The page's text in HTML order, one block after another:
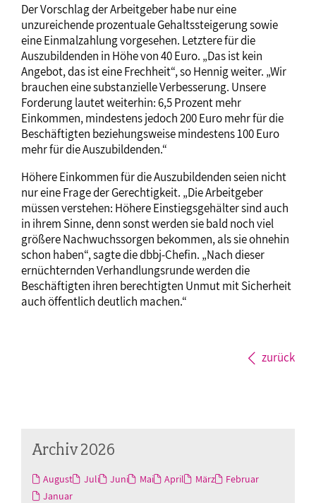
Der Vorschlag der Arbeitgeber habe nur eine
unzureichende prozentuale Gehaltssteigerung sowie
eine Einmalzahlung vorgesehen. Letztere für die
Auszubildenden in Höhe von 40 Euro. „Das ist kein
Angebot, das ist eine Frechheit“, so Hennig weiter. „Wir
brauchen eine substanzielle Verbesserung. Unsere
Forderung lautet weiterhin: 6,5 Prozent mehr
Einkommen, mindestens jedoch 200 Euro mehr für die
Beschäftigten beziehungsweise mindestens 100 Euro
mehr für die Auszubildenden.“
Höhere Einkommen für die Auszubildenden seien nicht
nur eine Frage der Gerechtigkeit. „Die Arbeitgeber
müssen verstehen: Höhere Einstiegsgehälter sind auch
in ihrem Sinne, denn sonst werden sie bald noch viel
größere Nachwuchssorgen bekommen, als sie ohnehin
schon haben“, sagte die dbbj-Chefin. „Nach dieser
ernüchternden Verhandlungsrunde werden die
Beschäftigten ihren berechtigten Unmut mit Sicherheit
auch öffentlich deutlich machen.“
zurück
Archiv 2026
August Juli Juni Mai April März
Februar
Januar